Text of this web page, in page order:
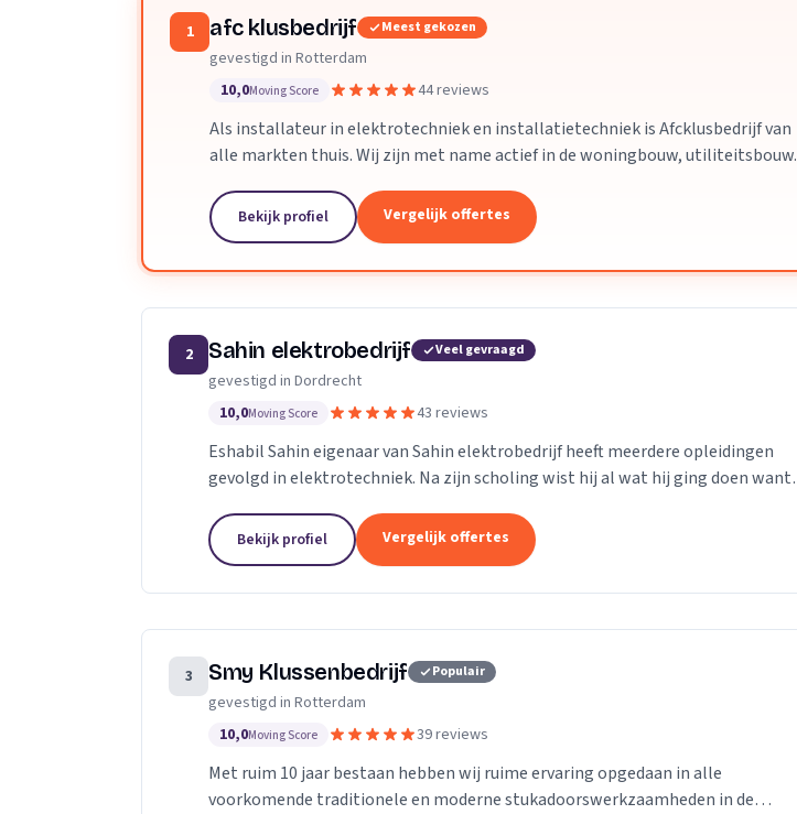
1 afc klusbedrijf Meest gekozen
gevestigd in Rotterdam
10,0Moving Score 44 reviews
Als installateur in elektrotechniek en installatietechniek is Afcklusbedrijf van
alle markten thuis. Wij zijn met name actief in de woningbouw, utiliteitsbouw.
Bekijk profiel Vergelijk offertes
2 Sahin elektrobedrijf Veel gevraagd
gevestigd in Dordrecht
10,0Moving Score 43 reviews
Eshabil Sahin eigenaar van Sahin elektrobedrijf heeft meerdere opleidingen
gevolgd in elektrotechniek. Na zijn scholing wist hij al wat hij ging doen want
Bekijk profiel Vergelijk offertes
3 Smy Klussenbedrijf Populair
gevestigd in Rotterdam
10,0Moving Score 39 reviews
Met ruim 10 jaar bestaan hebben wij ruime ervaring opgedaan in alle
voorkomende traditionele en moderne stukadoorswerkzaamheden in de